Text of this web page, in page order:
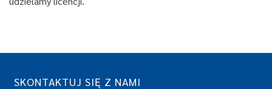
SKONTAKTUJ SIĘ Z NAMI